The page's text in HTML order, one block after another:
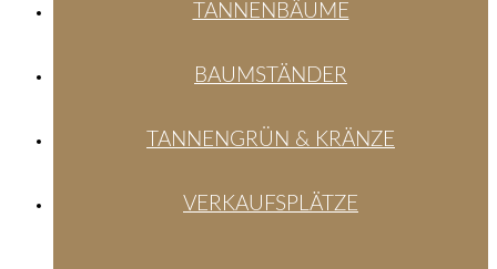
TANNENBÄUME
BAUMSTÄNDER
TANNENGRÜN & KRÄNZE
VERKAUFSPLÄTZE